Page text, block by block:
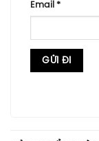
Email *